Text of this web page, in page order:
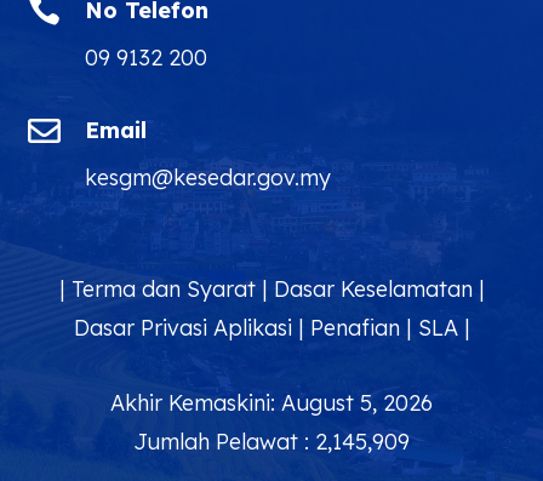

No Telefon
09 9132 200

Email
kesgm@kesedar.gov.my
| Terma dan Syarat| Dasar Keselamatan|
Dasar Privasi Aplikasi| Penafian| SLA|
Akhir Kemaskini: August 5, 2026
Jumlah Pelawat : 2,145,909